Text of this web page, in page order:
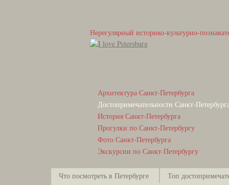
Нерегулярный историко-культурно-
Архитектура Санкт-Петербурга
Достопримечательности Санкт-
История Санкт-Петербурга
Прогулки по Санкт-Петербургу
Фото Санкт-Петербурга
Экскурсии по Санкт-Петербургу
Что посмотреть в Петербурге
Топ